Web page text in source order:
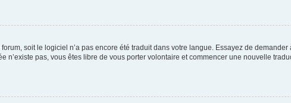
soit le logiciel n’a pas encore été traduit dans votre langue. Essayez de
n’existe pas, vous êtes libre de vous porter volontaire et commencer une nouvelle